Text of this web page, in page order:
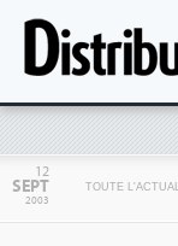
12
SEPT
2003
TOUTE